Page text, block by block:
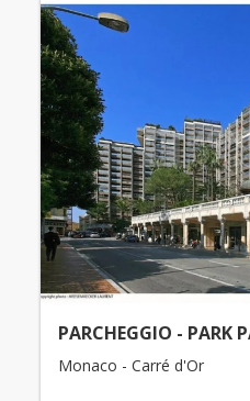
PARCHEGGIO - PARK
Monaco - Carré d'Or